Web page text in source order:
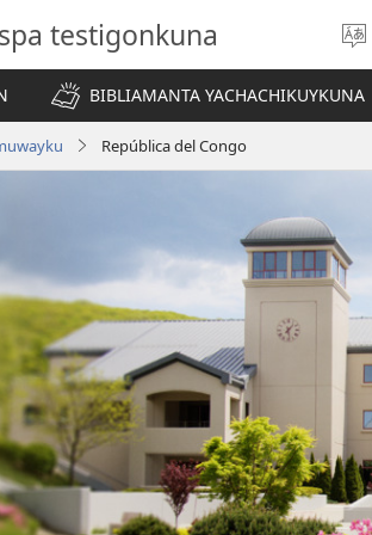
testigonkuna
BIBLIAMANTA YACHACHIKUYKUNA
República del Congo